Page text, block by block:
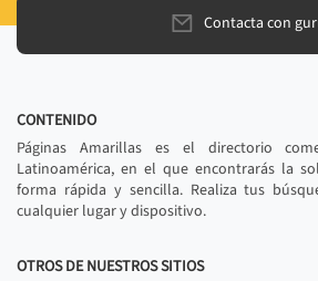
Contacta con
CONTENIDO
Páginas Amarillas es el directorio
Latinoamérica, en el que encontrarás la
forma rápida y sencilla. Realiza tus
cualquier lugar y dispositivo.
OTROS DE NUESTROS SITIOS